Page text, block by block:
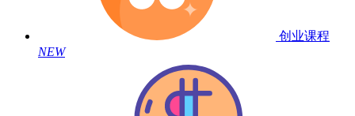
创业课程
NEW